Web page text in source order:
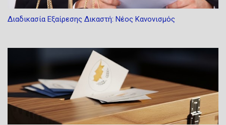
Διαδικασία Εξαίρεσης Δικαστή: Νέος Κανονισμός